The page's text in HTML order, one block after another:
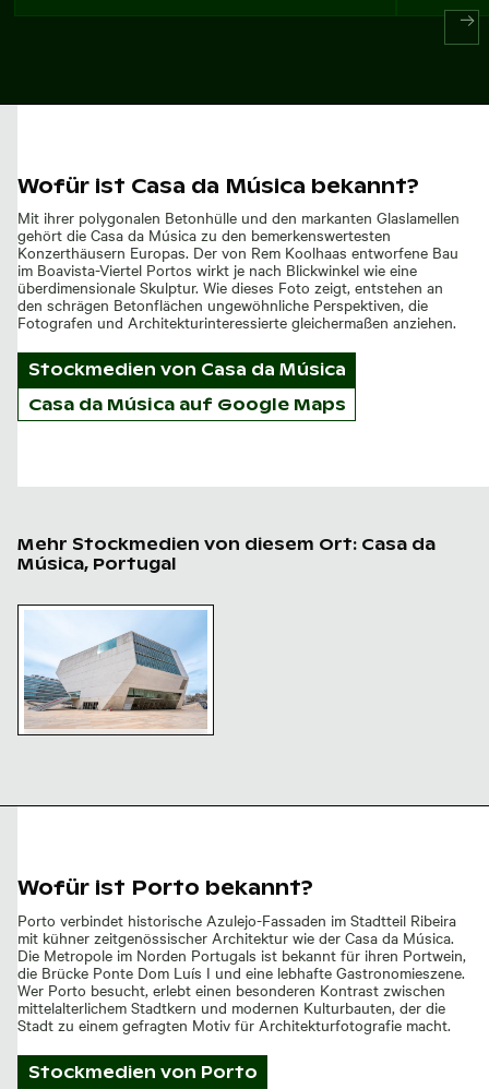
Wofür ist Casa da Música bekannt?
Mit ihrer polygonalen Betonhülle und den markanten Glaslamellen
gehört die Casa da Música zu den bemerkenswertesten
Konzerthäusern Europas. Der von Rem Koolhaas entworfene Bau
im Boavista-Viertel Portos wirkt je nach Blickwinkel wie eine
überdimensionale Skulptur. Wie dieses Foto zeigt, entstehen an
den schrägen Betonflächen ungewöhnliche Perspektiven, die
Fotografen und Architekturinteressierte gleichermaßen anziehen.
Stockmedien von Casa da Música
Casa da Música auf Google Maps
Mehr Stockmedien von diesem Ort: Casa da
Música, Portugal
Casa da Música, Porto: Wahrzeichen der modernen
Wofür ist Porto bekannt?
Porto verbindet historische Azulejo-Fassaden im Stadtteil Ribeira
mit kühner zeitgenössischer Architektur wie der Casa da Música.
Die Metropole im Norden Portugals ist bekannt für ihren Portwein,
die Brücke Ponte Dom Luís I und eine lebhafte Gastronomieszene.
Wer Porto besucht, erlebt einen besonderen Kontrast zwischen
mittelalterlichem Stadtkern und modernen Kulturbauten, der die
Stadt zu einem gefragten Motiv für Architekturfotografie macht.
Stockmedien von Porto